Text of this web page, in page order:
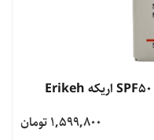
1,599,800 تومان